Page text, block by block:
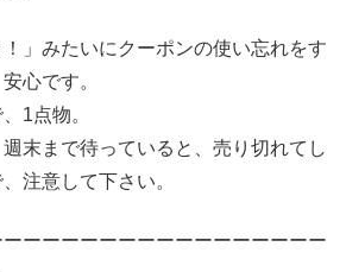
」みたいにクーポンの使い忘れをす
心です。
1点物。
末まで待っていると、売り切れてし
注意して下さい。
ーーーーーーーーーーーーーーーー